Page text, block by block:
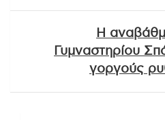
Η
Γυμναστηρίου
γοργούς